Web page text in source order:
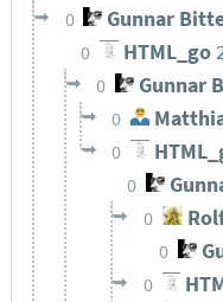
0 Gunnar
0 HTML_go
0 Gunnar
0
0
0
0
0
0